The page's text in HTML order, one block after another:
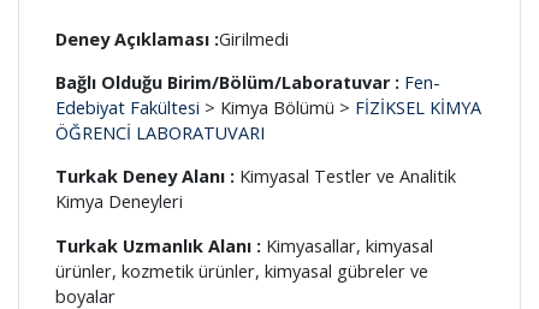
Deney Açıklaması :Girilmedi
Bağlı Olduğu Birim/Bölüm/Laboratuvar : Fen-
Edebiyat Fakültesi > Kimya Bölümü > FİZİKSEL KİMYA
ÖĞRENCİ LABORATUVARI
Turkak Deney Alanı : Kimyasal Testler ve Analitik
Kimya Deneyleri
Turkak Uzmanlık Alanı : Kimyasallar, kimyasal
ürünler, kozmetik ürünler, kimyasal gübreler ve
boyalar